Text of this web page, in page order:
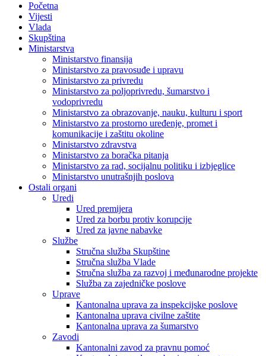
Početna
Vijesti
Vlada
Skupština
Ministarstva
Ministarstvo finansija
Ministarstvo za pravosuđe i upravu
Ministarstvo za privredu
Ministarstvo za poljoprivredu, šumarstvo i
vodoprivredu
Ministarstvo za obrazovanje, nauku, kulturu i sport
Ministarstvo za prostorno uređenje, promet i
komunikacije i zaštitu okoline
Ministarstvo zdravstva
Ministarstvo za boračka pitanja
Ministarstvo za rad, socijalnu politiku i izbjeglice
Ministarstvo unutrašnjih poslova
Ostali organi
Uredi
Ured premijera
Ured za borbu protiv korupcije
Ured za javne nabavke
Službe
Stručna služba Skupštine
Stručna služba Vlade
Stručna služba za razvoj i međunarodne projekte
Služba za zajedničke poslove
Uprave
Kantonalna uprava za inspekcijske poslove
Kantonalna uprava civilne zaštite
Kantonalna uprava za šumarstvo
Zavodi
Kantonalni zavod za pravnu pomoć